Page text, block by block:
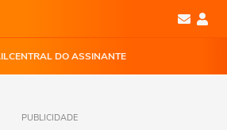
CENTRAL DO ASSINANTE
PUBLICIDADE